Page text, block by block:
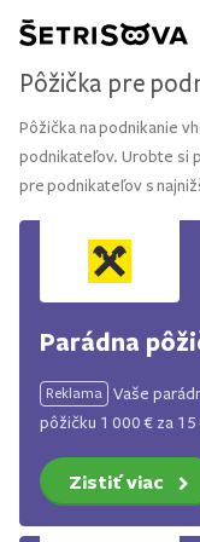
Pôžička pre
Pôžička na podnikanie
podnikateľov. Urobte si
pre podnikateľov s
Parádna
Reklama
Vaše
pôžičku 1 000 € za
Zistiť viac